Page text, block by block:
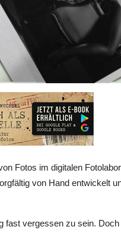
Fotos im digitalen
von Hand entwickelt
fast vergessen zu sein.